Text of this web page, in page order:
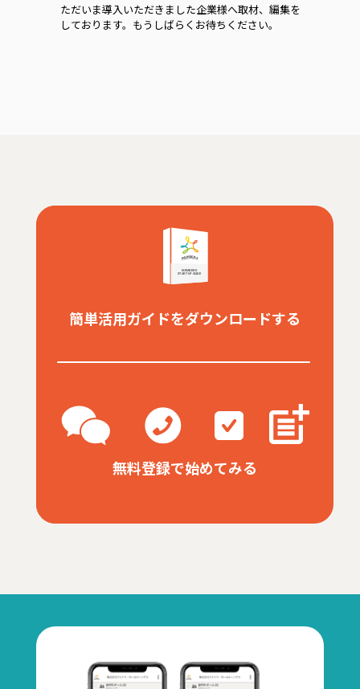
ただいま導入いただきました企業様へ取材、編集を
しております。もうしばらくお待ちください。
簡単活用ガイドをダウンロードする
無料登録で始めてみる